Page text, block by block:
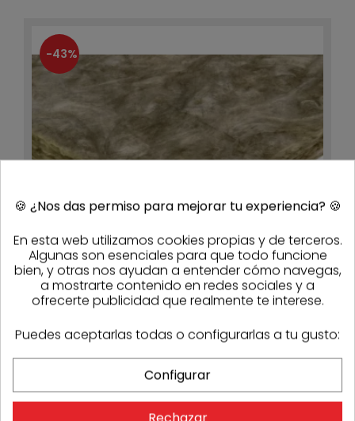
-43%
57,73 € - 43% 32,91 €/paq.
Consultar
-25%
🍪 ¿Nos das permiso para mejorar tu experiencia? 🍪
En esta web utilizamos cookies propias y de terceros.
Algunas son esenciales para que todo funcione
bien, y otras nos ayudan a entender cómo navegas,
a mostrarte contenido en redes sociales y a
ofrecerte publicidad que realmente te interese.
Puedes aceptarlas todas o configurarlas a tu gusto:
Configurar